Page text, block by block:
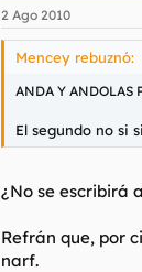
2 Ago 2010
Mencey rebuznó:
ANDA Y ANDOLAS
El segundo no si
¿No se escribirá
Refrán que, por
narf.